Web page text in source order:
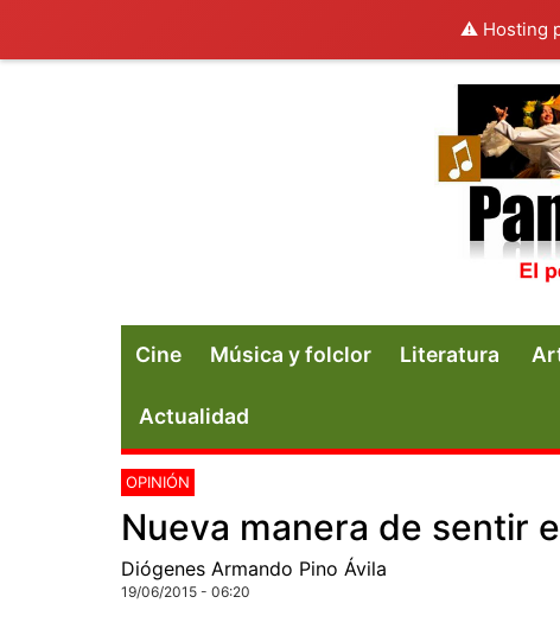
⚠️ Hosting
Cine Música y folclor Literatura
Actualidad
OPINIÓN
Nueva manera de sentir
Diógenes Armando Pino Ávila
19/06/2015 - 06:20